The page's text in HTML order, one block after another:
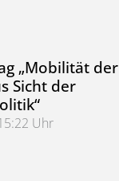
Deutschlandticket
„Mobilität
Sicht der
Uhr
der